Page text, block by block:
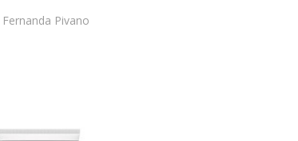
Fernanda Pivano